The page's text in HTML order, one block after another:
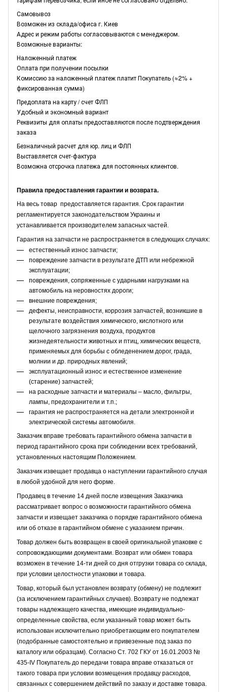
Самовывоз
Возможен из склада/офиса г. Киев
Адрес и режим работы согласовываются с менеджером.
Возможные варианты:
Наложенный платеж
Оплата при получении посылки
Комиссию за наложенный платеж платит Покупатель (≈2% +
фиксированная сумма)
Предоплата на карту / счет ФЛП
Удобный и экономный вариант
Реквизиты для оплаты предоставляются после подтверждения
заказа
Безналичный расчет для юр. лиц и ФЛП
Выставляется счет-фактура
Возможна отсрочка платежа для постоянных клиентов.
Правила предоставления гарантии и возврата.
На весь товар предоставляется гарантия. Срок гарантии
регламентируется законодательством Украины и
устанавливается производителем запасных частей.
Гарантия на запчасти не распространяется в следующих случаях:
естественный износ запчасти;
повреждение запчасти в результате ДТП или небрежной
эксплуатации;
повреждения, сопряженные с ударными нагрузками на
автомобиль на неровностях дороги;
внешние повреждения;
дефекты, неисправности, коррозия запчастей, возникшие в
результате воздействия химического, кислотного или
щелочного загрязнения воздуха, продуктов
жизнедеятельности животных и птиц, химических веществ,
применяемых для борьбы с обледенением дорог, града,
молнии и др. природных явлений;
эксплуатационный износ и естественное изменение
(старение) запчастей;
на расходные запчасти и материалы – масло, фильтры,
лампы, предохранители и т.п.;
гарантия не распространяется на детали электронной и
электрической системы автомобиля.
Заказчик вправе требовать гарантийного обмена запчасти в
период гарантийного срока при соблюдении всех требований,
установленных настоящим Положением.
Заказчик извещает продавца о наступлении гарантийного случая
в любой удобной для него форме.
Продавец в течение 14 дней после извещения Заказчика
рассматривает вопрос о возможности гарантийного обмена
запчасти и извещает заказчика о порядке гарантийного обмена
или об отказе в гарантийном обмене с указанием причин.
Товар должен быть возвращен в своей оригинальной упаковке с
сопровождающими документами. Возврат или обмен товара
возможен в течение 14-ти дней со дня отгрузки товара со склада,
при условии целостности упаковки и товара.
Товар, который был установлен возврату (обмену) не подлежит
(за исключением гарантийных случаев). Возврату не подлежат
товары надлежащего качества, имеющие индивидуально-
определенные свойства, если указанный товар может быть
использован исключительно приобретающим его покупателем
(подобранные самостоятельно и привезенные под заказ по
каталогу или образцам). Согласно Ст. 702 ГКУ от 16.01.2003 №
435-IV Покупатель до передачи товара вправе отказаться от
такого товара при условии возмещения продавцу расходов,
связанных с совершением действий по заказу и доставке товара.